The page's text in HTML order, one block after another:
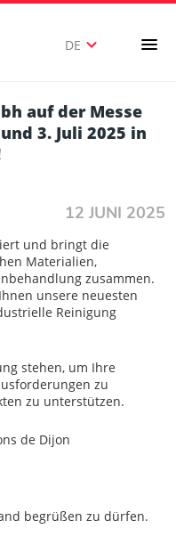
DE expand_more menu
auf der Messe
3. Juli 2025 in
12 JUNI 2025
und bringt die
Materialien,
zusammen.
unsere neuesten
Reinigung
stehen, um Ihre
zu
zu unterstützen.
de Dijon
begrüßen zu dürfen.